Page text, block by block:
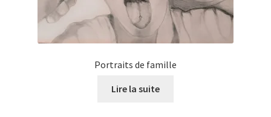
Portraits de famille
Lire la suite